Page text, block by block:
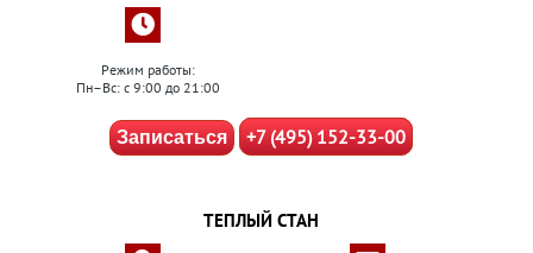
Режим работы:
Пн–Вс: с 9:00 до 21:00
Записаться +7 (495) 152-33-00
ТЕПЛЫЙ СТАН